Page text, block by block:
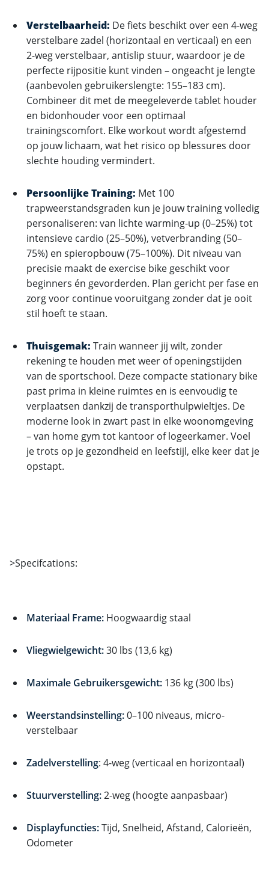
Verstelbaarheid: De fiets beschikt over een 4-weg
verstelbare zadel (horizontaal en verticaal) en een
2-weg verstelbaar, antislip stuur, waardoor je de
perfecte rijpositie kunt vinden – ongeacht je lengte
(aanbevolen gebruikerslengte: 155–183 cm).
Combineer dit met de meegeleverde tablet houder
en bidonhouder voor een optimaal
trainingscomfort. Elke workout wordt afgestemd
op jouw lichaam, wat het risico op blessures door
slechte houding vermindert.
Persoonlijke Training: Met 100
trapweerstandsgraden kun je jouw training volledig
personaliseren: van lichte warming-up (0–25%) tot
intensieve cardio (25–50%), vetverbranding (50–
75%) en spieropbouw (75–100%). Dit niveau van
precisie maakt de exercise bike geschikt voor
beginners én gevorderden. Plan gericht per fase en
zorg voor continue vooruitgang zonder dat je ooit
stil hoeft te staan.
Thuisgemak: Train wanneer jij wilt, zonder
rekening te houden met weer of openingstijden
van de sportschool. Deze compacte stationary bike
past prima in kleine ruimtes en is eenvoudig te
verplaatsen dankzij de transporthulpwieltjes. De
moderne look in zwart past in elke woonomgeving
– van home gym tot kantoor of logeerkamer. Voel
je trots op je gezondheid en leefstijl, elke keer dat je
opstapt.
>Specifcations:
Materiaal Frame: Hoogwaardig staal
Vliegwielgewicht:30 lbs (13,6 kg)
Maximale Gebruikersgewicht: 136 kg (300 lbs)
Weerstandsinstelling:0–100 niveaus, micro-
verstelbaar
Zadelverstelling: 4-weg (verticaal en horizontaal)
Stuurverstelling:2-weg (hoogte aanpasbaar)
Displayfuncties:Tijd, Snelheid, Afstand, Calorieën,
Odometer